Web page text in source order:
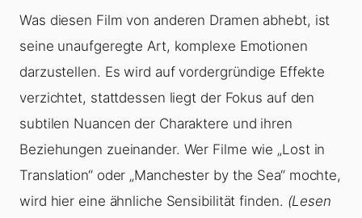
Was diesen Film von anderen Dramen abhebt, ist
seine unaufgeregte Art, komplexe Emotionen
darzustellen. Es wird auf vordergründige Effekte
verzichtet, stattdessen liegt der Fokus auf den
subtilen Nuancen der Charaktere und ihren
Beziehungen zueinander. Wer Filme wie „Lost in
Translation“ oder „Manchester by the Sea“ mochte,
wird hier eine ähnliche Sensibilität finden. (Lesen